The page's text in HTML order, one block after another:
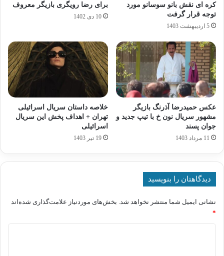
کره ای نقش بانو سوسانو مورد
توجه قرار گرفت
5 اردیبهشت 1403
برای رضا رویگری بازیگر معروف
10 دی 1402
عکس حمیدرضا آذرنگ بازیگر
مشهور سریال نون خ با تیپ جدید و
جوان پسند
11 مرداد 1403
خلاصه داستان سریال اسرائیلی
تهران + اهداف پخش این سریال
اسرائیلی
19 تیر 1403
دیدگاهتان را بنویسید
نشانی ایمیل شما منتشر نخواهد شد. بخش‌های موردنیاز علامت‌گذاری شده‌اند
*